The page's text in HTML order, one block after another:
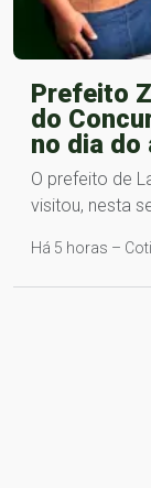
Prefeito
do
no dia do
O prefeito de
visitou, nesta
Há 5 horas –